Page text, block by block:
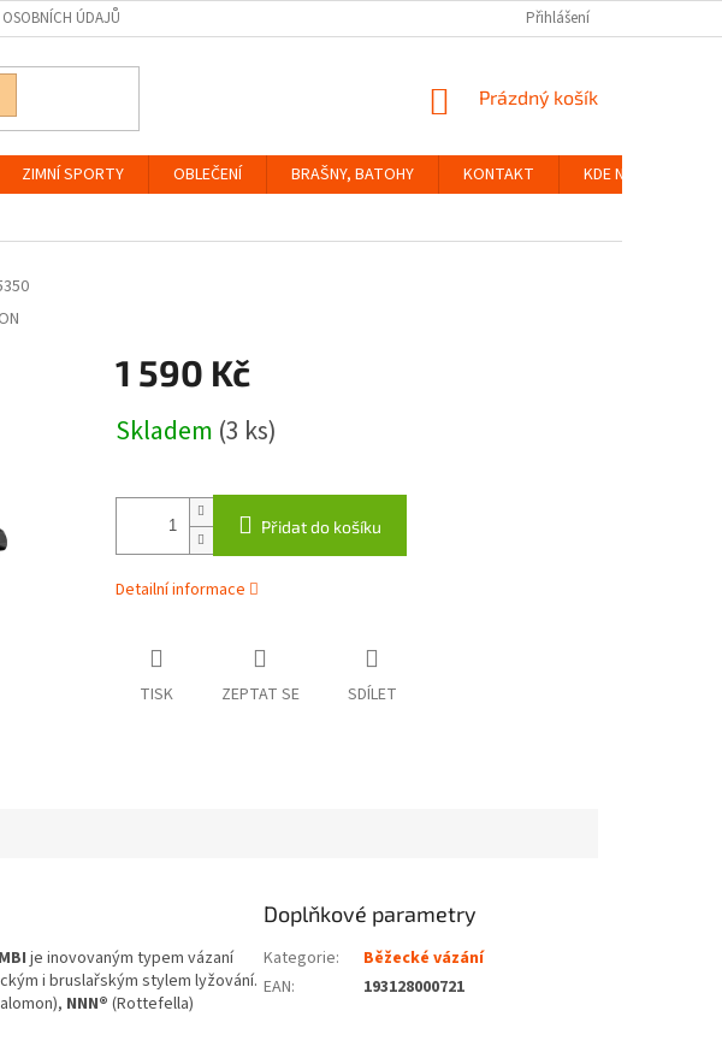
ÚDAJŮ Přihlášení
NÁKUPNÍ
Prázdný košík
ZIMNÍ SPORTY OBLEČENÍ BRAŠNY, BATOHY KONTAKT
KDE NÁS NAJDETE
1 590 Kč
cena:
Skladem (3 ks)
Přidat do košíku
Detailní informace
TISK ZEPTAT SE SDÍLET
je inovovaným typem vázaní
i bruslařským stylem lyžování.
, NNN® (Rottefella)
Doplňkové parametry
Kategorie:
Běžecké vázání
EAN: 193128000721